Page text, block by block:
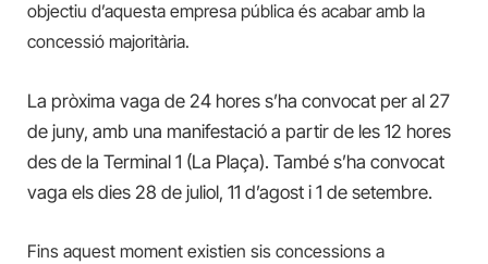
objectiu d’aquesta empresa pública és acabar amb la
concessió majoritària.
La pròxima vaga de 24 hores s’ha convocat per al 27
de juny, amb una manifestació a partir de les 12 hores
des de la Terminal 1 (La Plaça). També s’ha convocat
vaga els dies 28 de juliol, 11 d’agost i 1 de setembre.
Fins aquest moment existien sis concessions a